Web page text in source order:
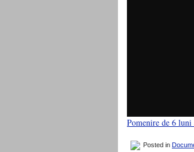
Pomenire de 6
Posted in